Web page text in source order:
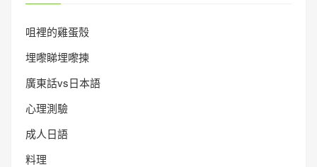
咀裡的雞蛋殼
埋嚟睇埋嚟揀
廣東話vs日本語
心理測驗
成人日語
料理